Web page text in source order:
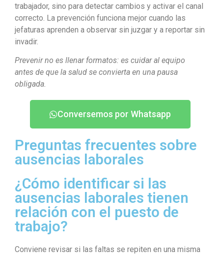
trabajador, sino para detectar cambios y activar el canal
correcto. La prevención funciona mejor cuando las
jefaturas aprenden a observar sin juzgar y a reportar sin
invadir.
Prevenir no es llenar formatos: es cuidar al equipo
antes de que la salud se convierta en una pausa
obligada.
Conversemos por Whatsapp
Preguntas frecuentes sobre
ausencias laborales
¿Cómo identificar si las
ausencias laborales tienen
relación con el puesto de
trabajo?
Conviene revisar si las faltas se repiten en una misma